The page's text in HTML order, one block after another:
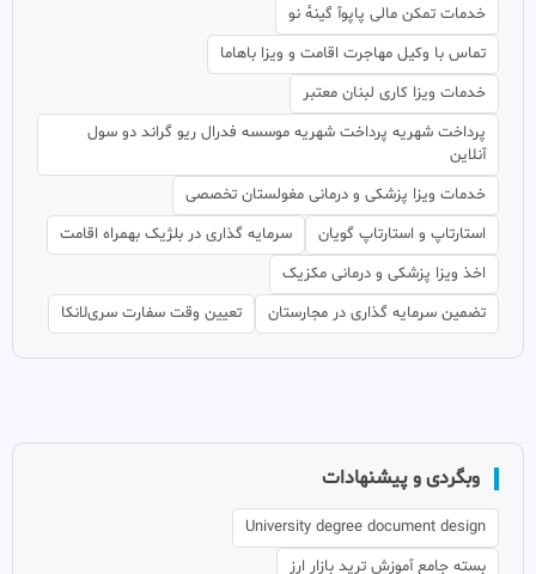
خدمات تمکن مالی پاپوآ گینهٔ نو
تماس با وکیل مهاجرت اقامت و ویزا باهاما
خدمات ویزا کاری لبنان معتبر
پرداخت شهریه پرداخت شهریه موسسه فدرال ریو گراند دو سول
آنلاین
خدمات ویزا پزشکی و درمانی مغولستان تخصصی
استارتاپ و استارتاپ گویان
سرمایه گذاری در بلژیک بهمراه اقامت
اخذ ویزا پزشکی و درمانی مکزیک
تضمین سرمایه گذاری در مجارستان
تعیین وقت سفارت سری‌لانکا
وبگردی و پیشنهادات
University degree document design
بسته جامع آموزش ترید بازار ارز